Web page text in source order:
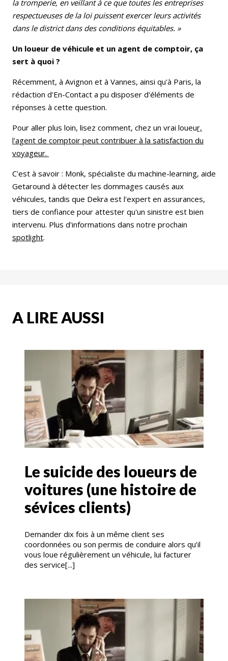
la tromperie, en veillant à ce que toutes les entreprises
respectueuses de la loi puissent exercer leurs activités
dans le district dans des conditions équitables. »
Un loueur de véhicule et un agent de comptoir, ça
sert à quoi ?
Récemment, à Avignon et à Vannes, ainsi qu'à Paris, la
rédaction d'En-Contact a pu disposer d'éléments de
réponses à cette question.
Pour aller plus loin, lisez comment, chez un vrai loueur,
l'agent de comptoir peut contribuer à la satisfaction du
voyageur.
C'est à savoir : Monk, spécialiste du machine-learning, aide
Getaround à détecter les dommages causés aux
véhicules, tandis que Dekra est l'expert en assurances,
tiers de confiance pour attester qu'un sinistre est bien
intervenu. Plus d'informations dans notre prochain
spotlight.
A LIRE AUSSI
Le suicide des loueurs de
voitures (une histoire de
sévices clients)
Demander dix fois à un même client ses
coordonnées ou son permis de conduire alors qu’il
vous loue régulièrement un véhicule, lui facturer
des service[...]